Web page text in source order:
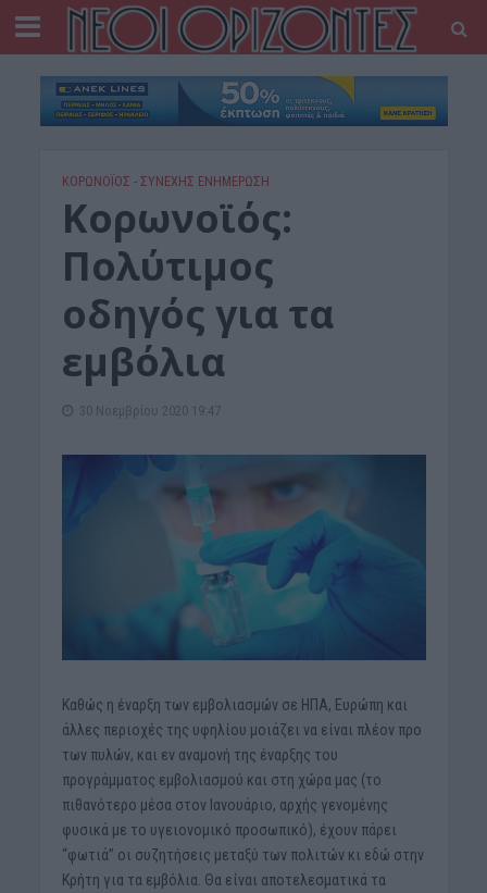
ΚΟΡΩΝΟΪΟΣ - ΣΥΝΕΧΗΣ ΕΝΗΜΕΡΩΣΗ
Κορωνοϊός:
Πολύτιμος
οδηγός για τα
εμβόλια
30 Νοεμβρίου 2020 19:47
Καθώς η έναρξη των εμβολιασμών σε ΗΠΑ, Ευρώπη και
άλλες περιοχές της υφηλίου μοιάζει να είναι πλέον προ
των πυλών, και εν αναμονή της έναρξης του
προγράμματος εμβολιασμού και στη χώρα μας (το
πιθανότερο μέσα στον Ιανουάριο, αρχής γενομένης
φυσικά με το υγειονομικό προσωπικό), έχουν πάρει
“φωτιά” οι συζητήσεις μεταξύ των πολιτών κι εδώ στην
Κρήτη για τα εμβόλια. Θα είναι αποτελεσματικά τα